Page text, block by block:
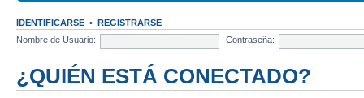
IDENTIFICARSE • REGISTRARSE
Nombre de Usuario:
Contraseña:
¿QUIÉN ESTÁ CONECTADO?